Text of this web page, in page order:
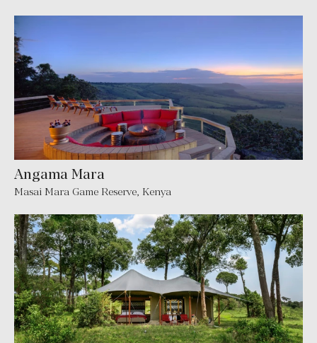
Angama Mara
Masai Mara Game Reserve, Kenya